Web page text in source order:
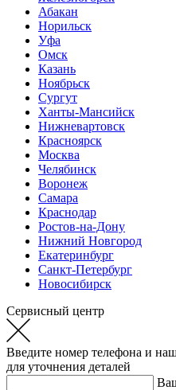
Абакан
Норильск
Уфа
Омск
Казань
Ноябрьск
Сургут
Ханты-Мансийск
Нижневартовск
Красноярск
Москва
Челябинск
Воронеж
Самара
Краснодар
Ростов-на-Дону
Нижний Новгород
Екатеринбург
Санкт-Петербург
Новосибирск
Сервисный центр
Введите номер телефона и
для уточнения деталей